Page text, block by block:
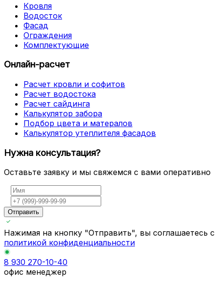
Кровля
Водосток
Фасад
Ограждения
Комплектующие
Онлайн-расчет
Расчет кровли и софитов
Расчет водостока
Расчет сайдинга
Калькулятор забора
Подбор цвета и матералов
Калькулятор утеплителя фасадов
Нужна консультация?
Оставьте заявку и мы свяжемся с вами оперативно
Отправить
Нажимая на кнопку "Отправить", вы соглашаетесь с
политикой конфиденциальности
8 930 270-10-40
офис менеджер